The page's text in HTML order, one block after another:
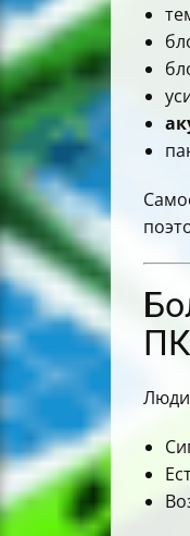
Люди